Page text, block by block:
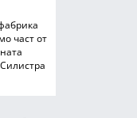
част от